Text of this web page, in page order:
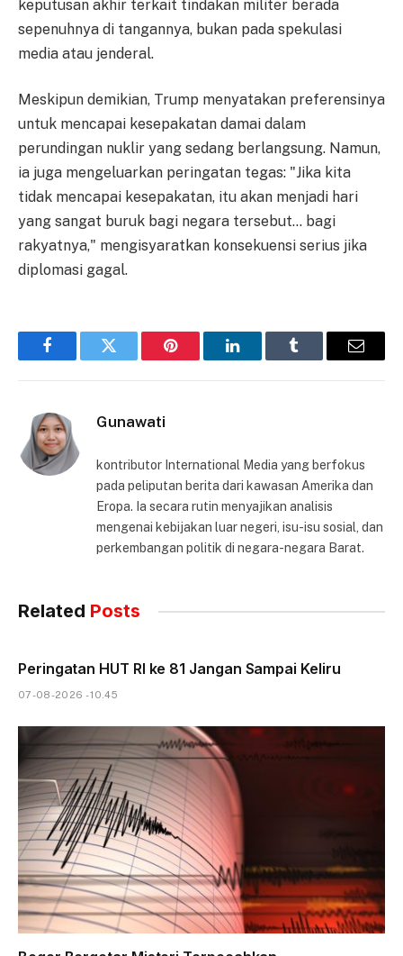
keputusan akhir terkait tindakan militer berada
sepenuhnya di tangannya, bukan pada spekulasi
media atau jenderal.
Meskipun demikian, Trump menyatakan preferensinya
untuk mencapai kesepakatan damai dalam
perundingan nuklir yang sedang berlangsung. Namun,
ia juga mengeluarkan peringatan tegas: "Jika kita
tidak mencapai kesepakatan, itu akan menjadi hari
yang sangat buruk bagi negara tersebut… bagi
rakyatnya," mengisyaratkan konsekuensi serius jika
diplomasi gagal.
FacebookTwitter Pinterest LinkedInTumblr Email
Gunawati
kontributor International Media yang berfokus
pada peliputan berita dari kawasan Amerika dan
Eropa. Ia secara rutin menyajikan analisis
mengenai kebijakan luar negeri, isu-isu sosial, dan
perkembangan politik di negara-negara Barat.
Related Posts
Peringatan HUT RI ke 81 Jangan Sampai Keliru
07-08-2026 - 10.45